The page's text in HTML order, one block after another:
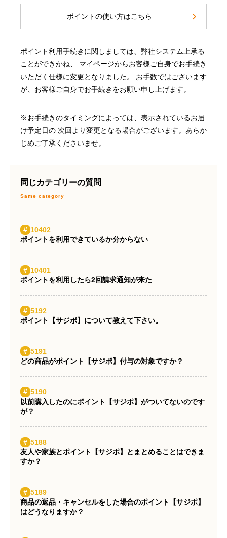
ポイントの使い方はこちら
ポイント利用手続きに関しましては、弊社システム上承る
ことができかね、 マイページからお客様ご自身でお手続き
いただく仕様に変更となりました。 お手数ではございます
が、お客様ご自身でお手続きをお願い申し上げます。
※お手続きのタイミングによっては、表示されているお届
け予定日の 次回より変更となる場合がございます。あらか
じめご了承くださいませ。
同じカテゴリーの質問
Same category
# 10402
ポイントを利用できているか分からない
# 10401
ポイントを利用したら2回請求通知が来た
# 5192
ポイント【サジポ】について教えて下さい。
# 5191
どの商品がポイント【サジポ】付与の対象ですか？
# 5190
以前購入したのにポイント【サジポ】がついてないのです
が？
# 5188
友人や家族とポイント【サジポ】とまとめることはできま
すか？
# 5189
商品の返品・キャンセルをした場合のポイント【サジポ】
はどうなりますか？